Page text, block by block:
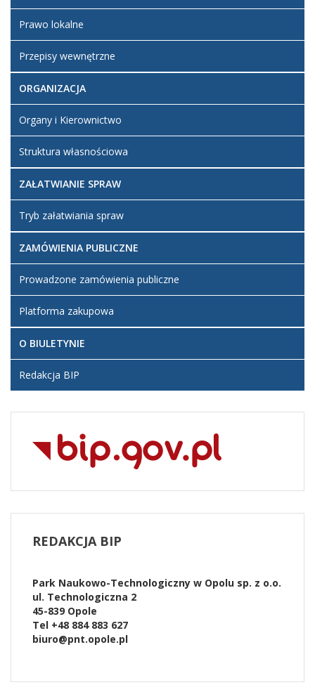
Prawo lokalne
Przepisy wewnętrzne
ORGANIZACJA
Organy i Kierownictwo
Struktura własnościowa
ZAŁATWIANIE SPRAW
Tryb załatwiania spraw
ZAMÓWIENIA PUBLICZNE
Prowadzone zamówienia publiczne
Platforma zakupowa
O BIULETYNIE
Redakcja BIP
REDAKCJABIP
Park Naukowo-Technologiczny w Opolu sp. z o.o.
ul. Technologiczna 2
45-839 Opole
Tel +48 884 883 627
biuro@pnt.opole.pl